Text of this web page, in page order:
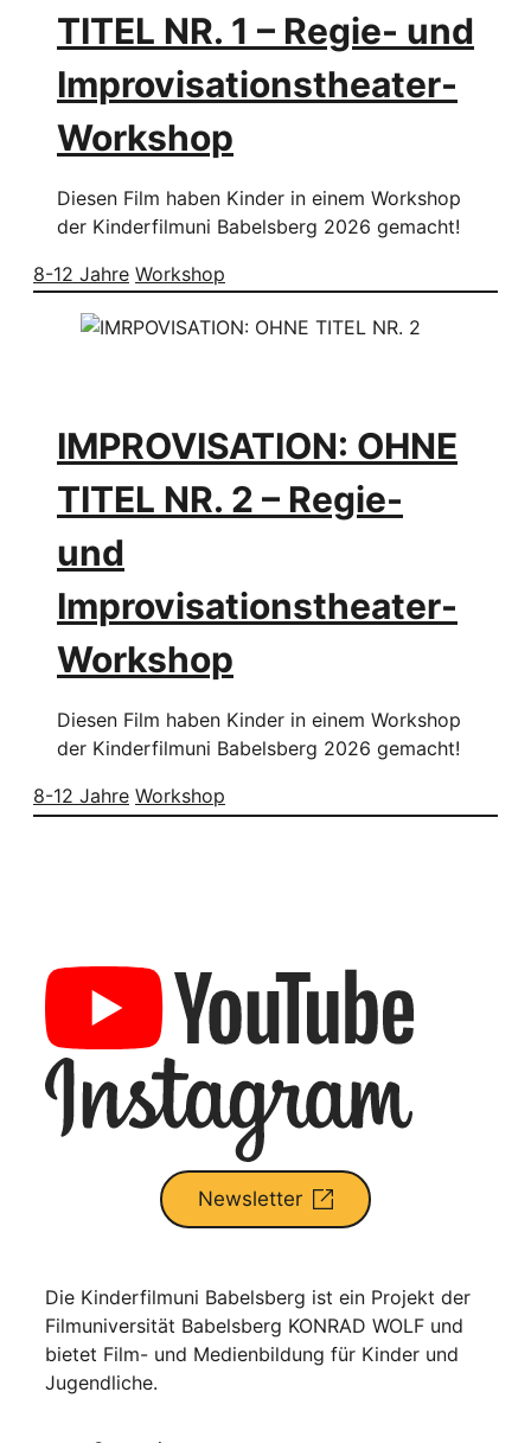
TITEL NR. 1 – Regie- und
Improvisationstheater-
Workshop
Diesen Film haben Kinder in einem Workshop
der Kinderfilmuni Babelsberg 2026 gemacht!
8-12 Jahre Workshop
IMPROVISATION: OHNE
TITEL NR. 2 – Regie-
und
Improvisationstheater-
Workshop
Diesen Film haben Kinder in einem Workshop
der Kinderfilmuni Babelsberg 2026 gemacht!
8-12 Jahre Workshop
Newsletter
Die Kinderfilmuni Babelsberg ist ein Projekt der
Filmuniversität Babelsberg KONRAD WOLF und
bietet Film- und Medienbildung für Kinder und
Jugendliche.